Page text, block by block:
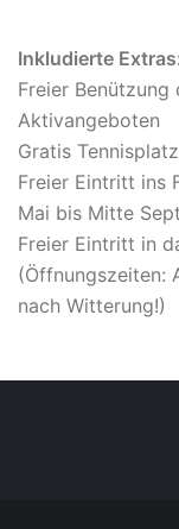
Inkludierte
Freier Benützung
Aktivangeboten
Gratis
Freier Eintritt ins
Mai bis Mitte
Freier Eintritt in
(Öffnungszeiten:
nach Witterung!)